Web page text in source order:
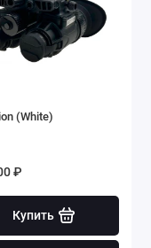
(White)
₽
Купить